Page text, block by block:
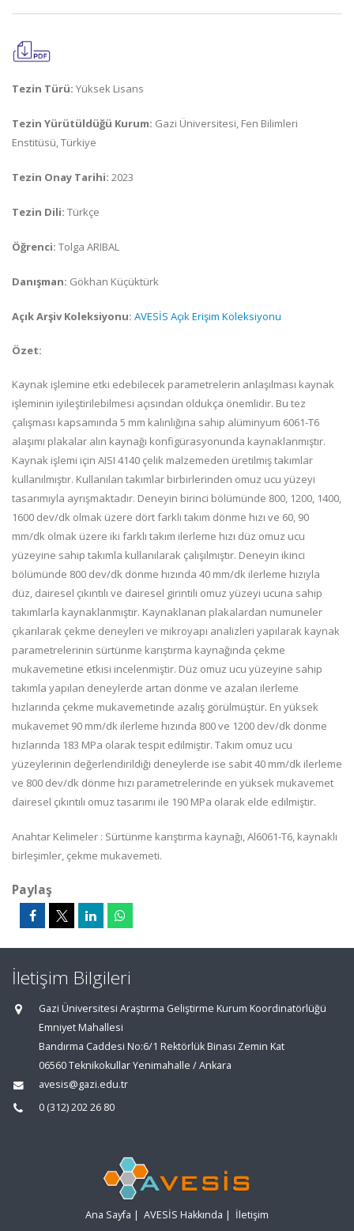
Tezin Türü: Yüksek Lisans
Tezin Yürütüldüğü Kurum: Gazi Üniversitesi, Fen Bilimleri
Enstitüsü, Türkiye
Tezin Onay Tarihi: 2023
Tezin Dili: Türkçe
Öğrenci: Tolga ARIBAL
Danışman: Gökhan Küçüktürk
Açık Arşiv Koleksiyonu: AVESİS Açık Erişim Koleksiyonu
Özet:
Kaynak işlemine etki edebilecek parametrelerin anlaşılması kaynak
işleminin iyileştirilebilmesi açısından oldukça önemlidir. Bu tez
çalışması kapsamında 5 mm kalınlığına sahip alüminyum 6061-T6
alaşımı plakalar alın kaynağı konfigürasyonunda kaynaklanmıştır.
Kaynak işlemi için AISI 4140 çelik malzemeden üretilmiş takımlar
kullanılmıştır. Kullanılan takımlar birbirlerinden omuz ucu yüzeyi
tasarımıyla ayrışmaktadır. Deneyin birinci bölümünde 800, 1200, 1400,
1600 dev/dk olmak üzere dört farklı takım dönme hızı ve 60, 90
mm/dk olmak üzere iki farklı takım ilerleme hızı düz omuz ucu
yüzeyine sahip takımla kullanılarak çalışılmıştır. Deneyin ikinci
bölümünde 800 dev/dk dönme hızında 40 mm/dk ilerleme hızıyla
düz, dairesel çıkıntılı ve dairesel girintili omuz yüzeyi ucuna sahip
takımlarla kaynaklanmıştır. Kaynaklanan plakalardan numuneler
çıkarılarak çekme deneyleri ve mikroyapı analizleri yapılarak kaynak
parametrelerinin sürtünme karıştırma kaynağında çekme
mukavemetine etkisi incelenmiştir. Düz omuz ucu yüzeyine sahip
takımla yapılan deneylerde artan dönme ve azalan ilerleme
hızlarında çekme mukavemetinde azalış görülmüştür. En yüksek
mukavemet 90 mm/dk ilerleme hızında 800 ve 1200 dev/dk dönme
hızlarında 183 MPa olarak tespit edilmiştir. Takım omuz ucu
yüzeylerinin değerlendirildiği deneylerde ise sabit 40 mm/dk ilerleme
ve 800 dev/dk dönme hızı parametrelerinde en yüksek mukavemet
dairesel çıkıntılı omuz tasarımı ile 190 MPa olarak elde edilmiştir.
Anahtar Kelimeler : Sürtünme karıştırma kaynağı, Al6061-T6, kaynaklı
birleşimler, çekme mukavemeti.
Paylaş
İletişim Bilgileri
Gazi Üniversitesi Araştırma Geliştirme Kurum Koordinatörlüğü
Emniyet Mahallesi
Bandırma Caddesi No:6/1 Rektörlük Binası Zemin Kat
06560 Teknikokullar Yenimahalle / Ankara
avesis@gazi.edu.tr
0 (312) 202 26 80
Ana Sayfa | AVESİS Hakkında | İletişim